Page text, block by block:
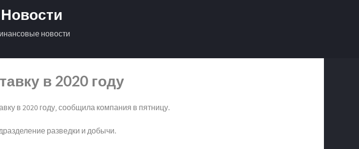
Новости
новости
в 2020 году
в 2020 году, сообщила компания в пятницу.
разведки и добычи.